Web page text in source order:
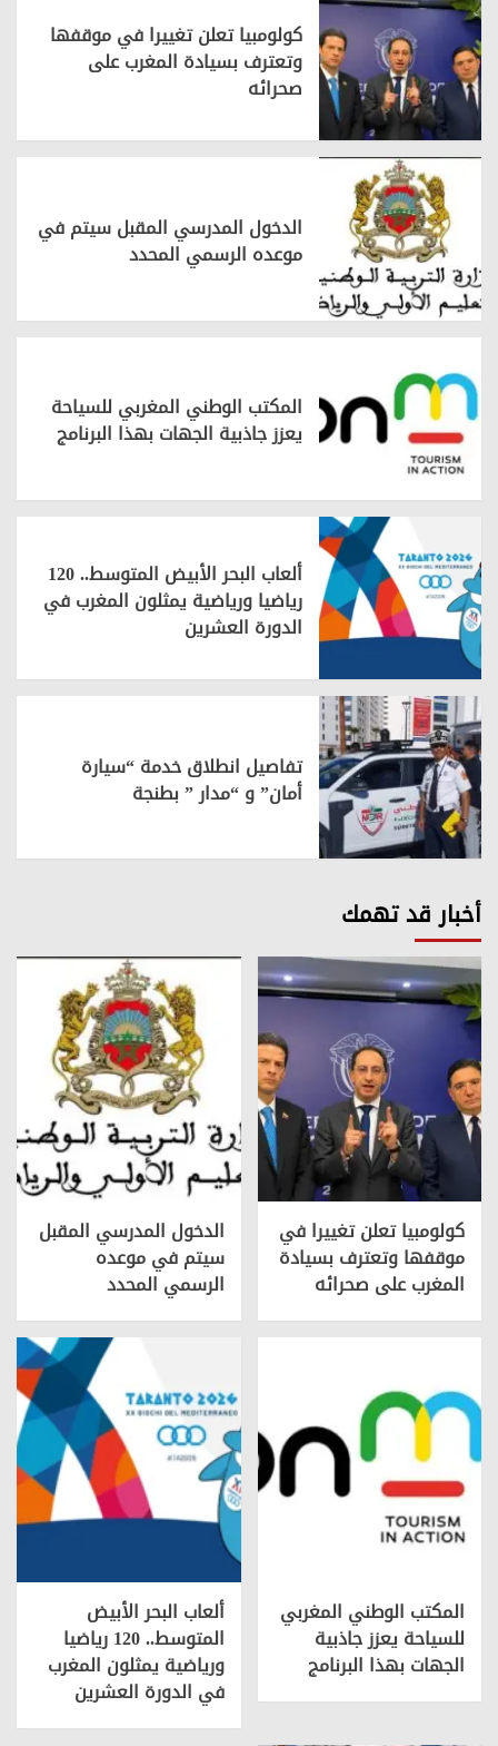
كولومبيا تعلن تغييرا في موقفها
وتعترف بسيادة المغرب على
صحرائه
الدخول المدرسي المقبل سیتم في
موعده الرسمي المحدد
المكتب الوطني المغربي للسياحة
يعزز جاذبية الجهات بهذا البرنامج
ألعاب البحر الأبيض المتوسط.. 120
رياضيا ورياضية يمثلون المغرب في
الدورة العشرين
تفاصيل انطلاق خدمة “سيارة
أمان” و “مدار ” بطنجة
أخبار قد تهمك
كولومبيا تعلن تغييرا في
موقفها وتعترف بسيادة
المغرب على صحرائه
الدخول المدرسي المقبل
سیتم في موعده
الرسمي المحدد
المكتب الوطني المغربي
للسياحة يعزز جاذبية
الجهات بهذا البرنامج
ألعاب البحر الأبيض
المتوسط.. 120 رياضيا
ورياضية يمثلون المغرب
في الدورة العشرين